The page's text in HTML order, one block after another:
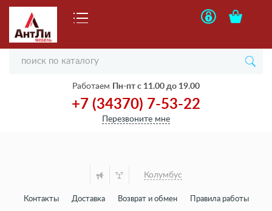
Работаем Пн-пт с 11.00 до 19.00
+7 (34370) 7-53-22
Перезвоните мне
Колумбус
Контакты Доставка Возврат и обмен Правила работы